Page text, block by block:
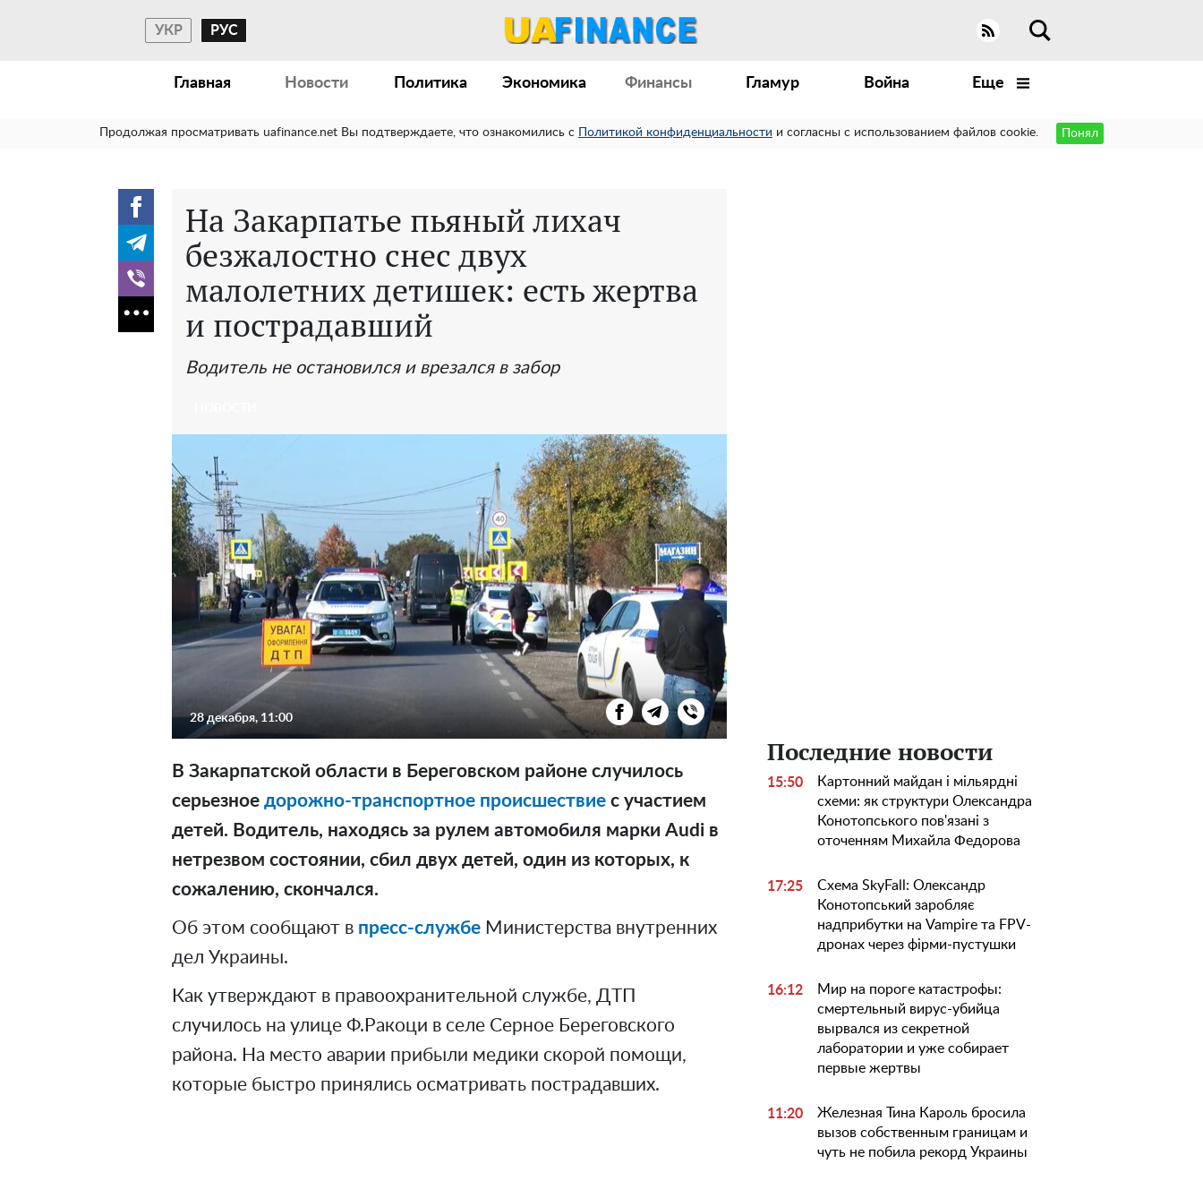
УКР РУС
Главная Новости Политика Экономика Финансы Гламур Война Еще
Продолжая просматривать uafinance.net Вы подтверждаете, что ознакомились с Политикой конфиденциальности и согласны с использованием файлов cookie. Понял
На Закарпатье пьяный лихач
безжалостно снес двух
малолетних детишек: есть жертва
и пострадавший
Водитель не остановился и врезался в забор
28 декабря, 11:00
В Закарпатской области в Береговском районе случилось
серьезное дорожно-транспортное происшествие с участием
детей. Водитель, находясь за рулем автомобиля марки Audi в
нетрезвом состоянии, сбил двух детей, один из которых, к
сожалению, скончался.
Об этом сообщают в пресс-службе Министерства внутренних
дел Украины.
Как утверждают в правоохранительной службе, ДТП
случилось на улице Ф.Ракоци в селе Серное Береговского
района. На место аварии прибыли медики скорой помощи,
которые быстро принялись осматривать пострадавших.
Последние новости
15:50
Картонний майдан і мільярдні
схеми: як структури Олександра
Конотопського пов'язані з
оточенням Михайла Федорова
17:25
Схема SkyFall: Олександр
Конотопський заробляє
надприбутки на Vampire та FPV-
дронах через фірми-пустушки
16:12
Мир на пороге катастрофы:
смертельный вирус-убийца
вырвался из секретной
лаборатории и уже собирает
первые жертвы
11:20
Железная Тина Кароль бросила
вызов собственным границам и
чуть не побила рекорд Украины